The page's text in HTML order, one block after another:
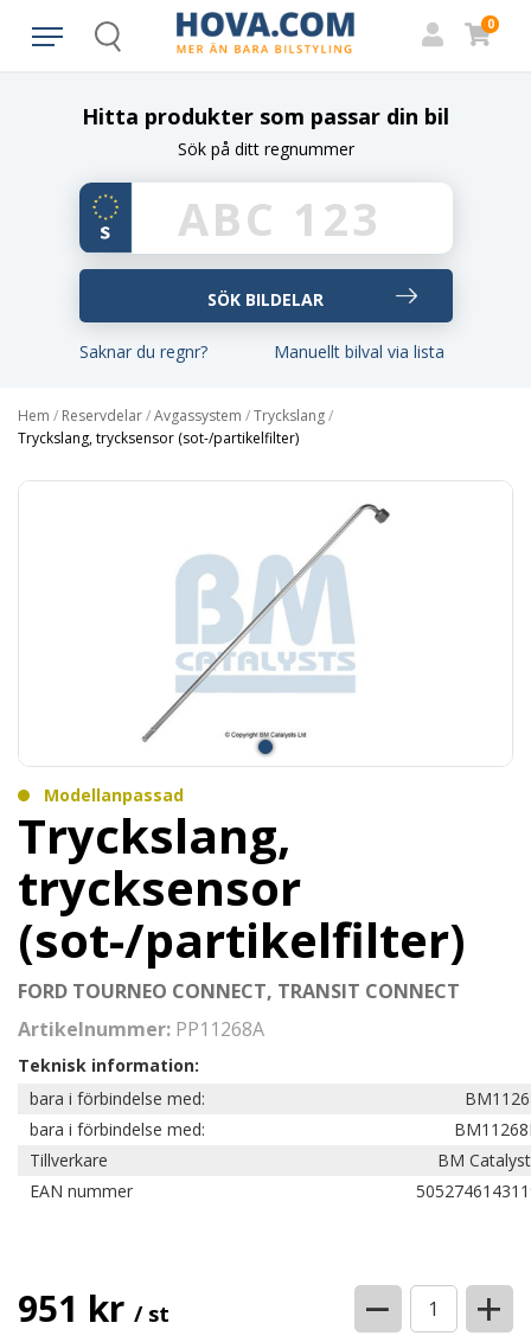
Search
0
Hitta produkter som passar din bil
Sök på ditt regnummer
Saknar du regnr? Manuellt bilval via lista
Hem / Reservdelar/Avgassystem /Tryckslang/
Tryckslang, trycksensor (sot-/partikelfilter)
Modellanpassad
Tryckslang,
trycksensor
(sot-/partikelfilter)
FORD TOURNEO CONNECT, TRANSIT CONNECT
Artikelnummer: PP11268A
Teknisk information:
bara i förbindelse med:
bara i förbindelse med:
Tillverkare
BM
EAN nummer
951 kr / st − +